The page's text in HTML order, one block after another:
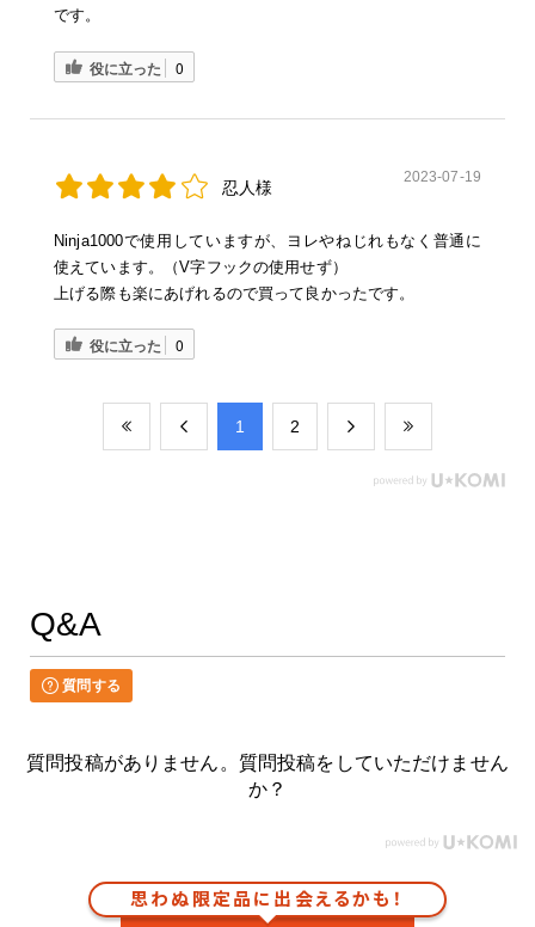
です。
役に立った 0
忍人様
2023-07-19
Ninja1000で使用していますが、ヨレやねじれもなく普通に
使えています。（V字フックの使用せず）
上げる際も楽にあげれるので買って良かったです。
役に立った 0
​1 ​2
Q&A
質問する
質問投稿がありません。質問投稿をしていただけません
か？
思わぬ限定品に出会えるかも！